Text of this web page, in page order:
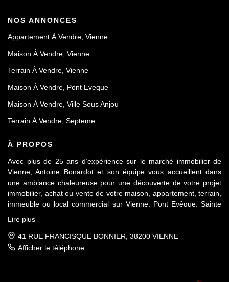
NOS ANNONCES
Appartement À Vendre, Vienne
Maison À Vendre, Vienne
Terrain À Vendre, Vienne
Maison À Vendre, Pont Eveque
Maison À Vendre, Ville Sous Anjou
Terrain À Vendre, Septeme
À PROPOS
Avec plus de 25 ans d’expérience sur le marché immobilier de
Vienne, Antoine Bonardot et son équipe vous accueillent dans
une ambiance chaleureuse pour une découverte de votre projet
immobilier, achat ou vente de votre maison, appartement, terrain,
immeuble ou local commercial sur Vienne, Pont Evêque, Sainte
respect déontologique de notre profession, notre équipe vous
accompagne de A à Z, dans la confiance mutuelle, pour une
parfaite réussite de votre projet.
Lire plus
41 RUE FRANCISQUE BONNIER, 38200 VIENNE
Afficher le téléphone